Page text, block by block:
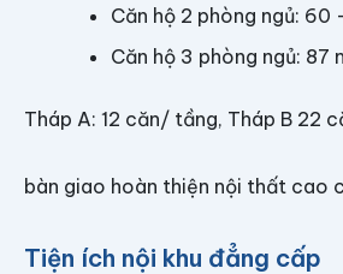
Căn hộ 2 phòng ngủ: 60
Căn hộ 3 phòng ngủ: 87
Tháp A: 12 căn/ tầng, Tháp B 22
bàn giao hoàn thiện nội thất cao
Tiện ích nội khu đẳng cấp